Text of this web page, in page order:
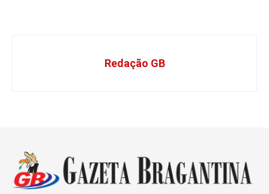
Redação GB